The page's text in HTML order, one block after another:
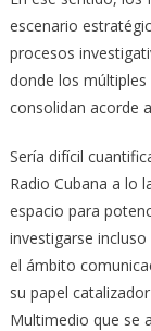
escenario
procesos
donde los
consolidan acorde
Sería difícil
Radio Cubana a lo
espacio para
investigarse
el ámbito
su papel
Multimedio que se